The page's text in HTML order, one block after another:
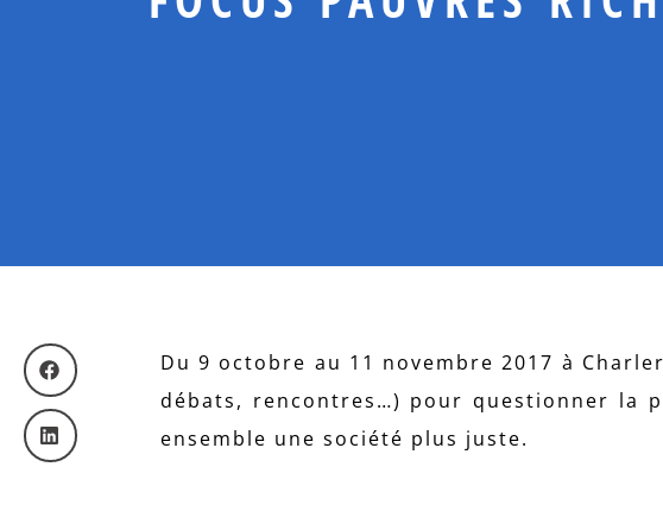
Du 9 octobre au 11 novembre 2017 à
débats, rencontres…) pour questionner la
ensemble une société plus juste.